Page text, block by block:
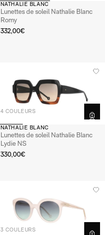
NATHALIE BLANC
Lunettes de soleil Nathalie Blanc
Romy
332,00€
4 COULEURS
NATHALIE BLANC
Lunettes de soleil Nathalie Blanc
Lydie NS
330,00€
3 COULEURS